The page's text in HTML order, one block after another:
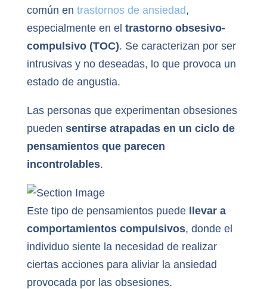
común en trastornos de ansiedad,
especialmente en el trastorno obsesivo-
compulsivo (TOC). Se caracterizan por ser
intrusivas y no deseadas, lo que provoca un
estado de angustia.
Las personas que experimentan obsesiones
pueden sentirse atrapadas en un ciclo de
pensamientos que parecen
incontrolables.
Este tipo de pensamientos puede llevar a
comportamientos compulsivos, donde el
individuo siente la necesidad de realizar
ciertas acciones para aliviar la ansiedad
provocada por las obsesiones.